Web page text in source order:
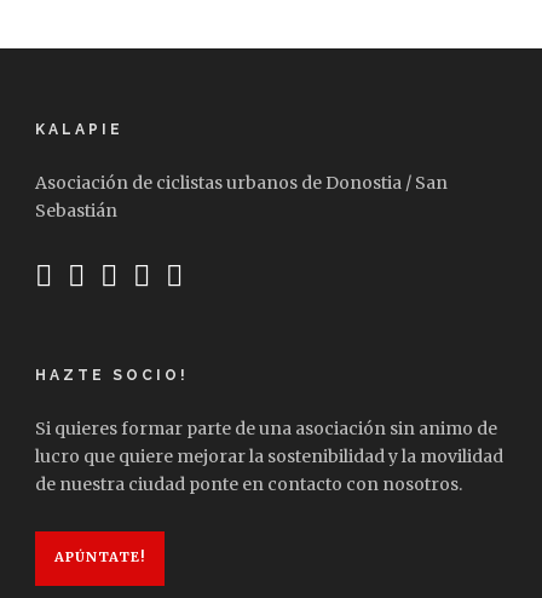
KALAPIE
Asociación de ciclistas urbanos de Donostia / San
Sebastián
HAZTE SOCIO!
Si quieres formar parte de una asociación sin animo de
lucro que quiere mejorar la sostenibilidad y la movilidad
de nuestra ciudad ponte en contacto con nosotros.
APÚNTATE!